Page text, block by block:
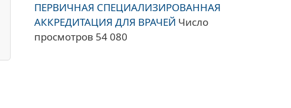
ПЕРВИЧНАЯ СПЕЦИАЛИЗИРОВАННАЯ
АККРЕДИТАЦИЯ ДЛЯ ВРАЧЕЙ Число
просмотров 54 080